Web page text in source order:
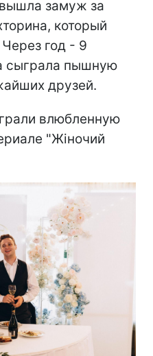
замуж за
который
год - 9
сыграла пышную
друзей.
влюбленную
"Жіночий